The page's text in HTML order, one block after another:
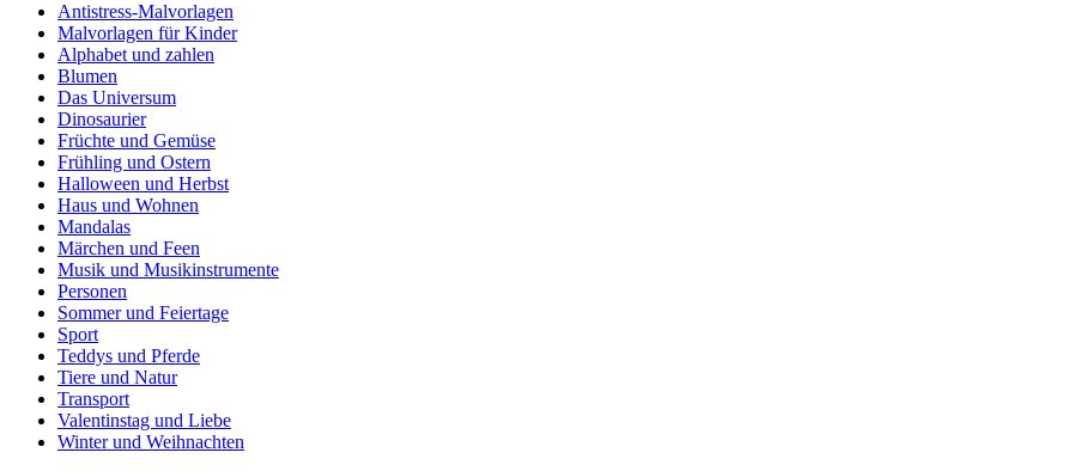
Antistress-Malvorlagen
Malvorlagen für Kinder
Alphabet und zahlen
Blumen
Das Universum
Dinosaurier
Früchte und Gemüse
Frühling und Ostern
Halloween und Herbst
Haus und Wohnen
Mandalas
Märchen und Feen
Musik und Musikinstrumente
Personen
Sommer und Feiertage
Sport
Teddys und Pferde
Tiere und Natur
Transport
Valentinstag und Liebe
Winter und Weihnachten